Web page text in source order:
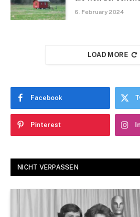
6. February 2024
LOAD MORE
Facebook
Pinterest
NICHT VERPASSEN